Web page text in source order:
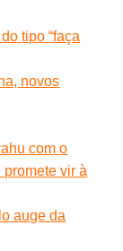
tipo “faça
novos
com o
vir à
auge da